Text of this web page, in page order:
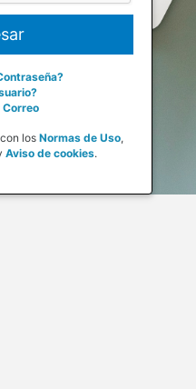
losNormas de Uso,
Aviso de cookies.